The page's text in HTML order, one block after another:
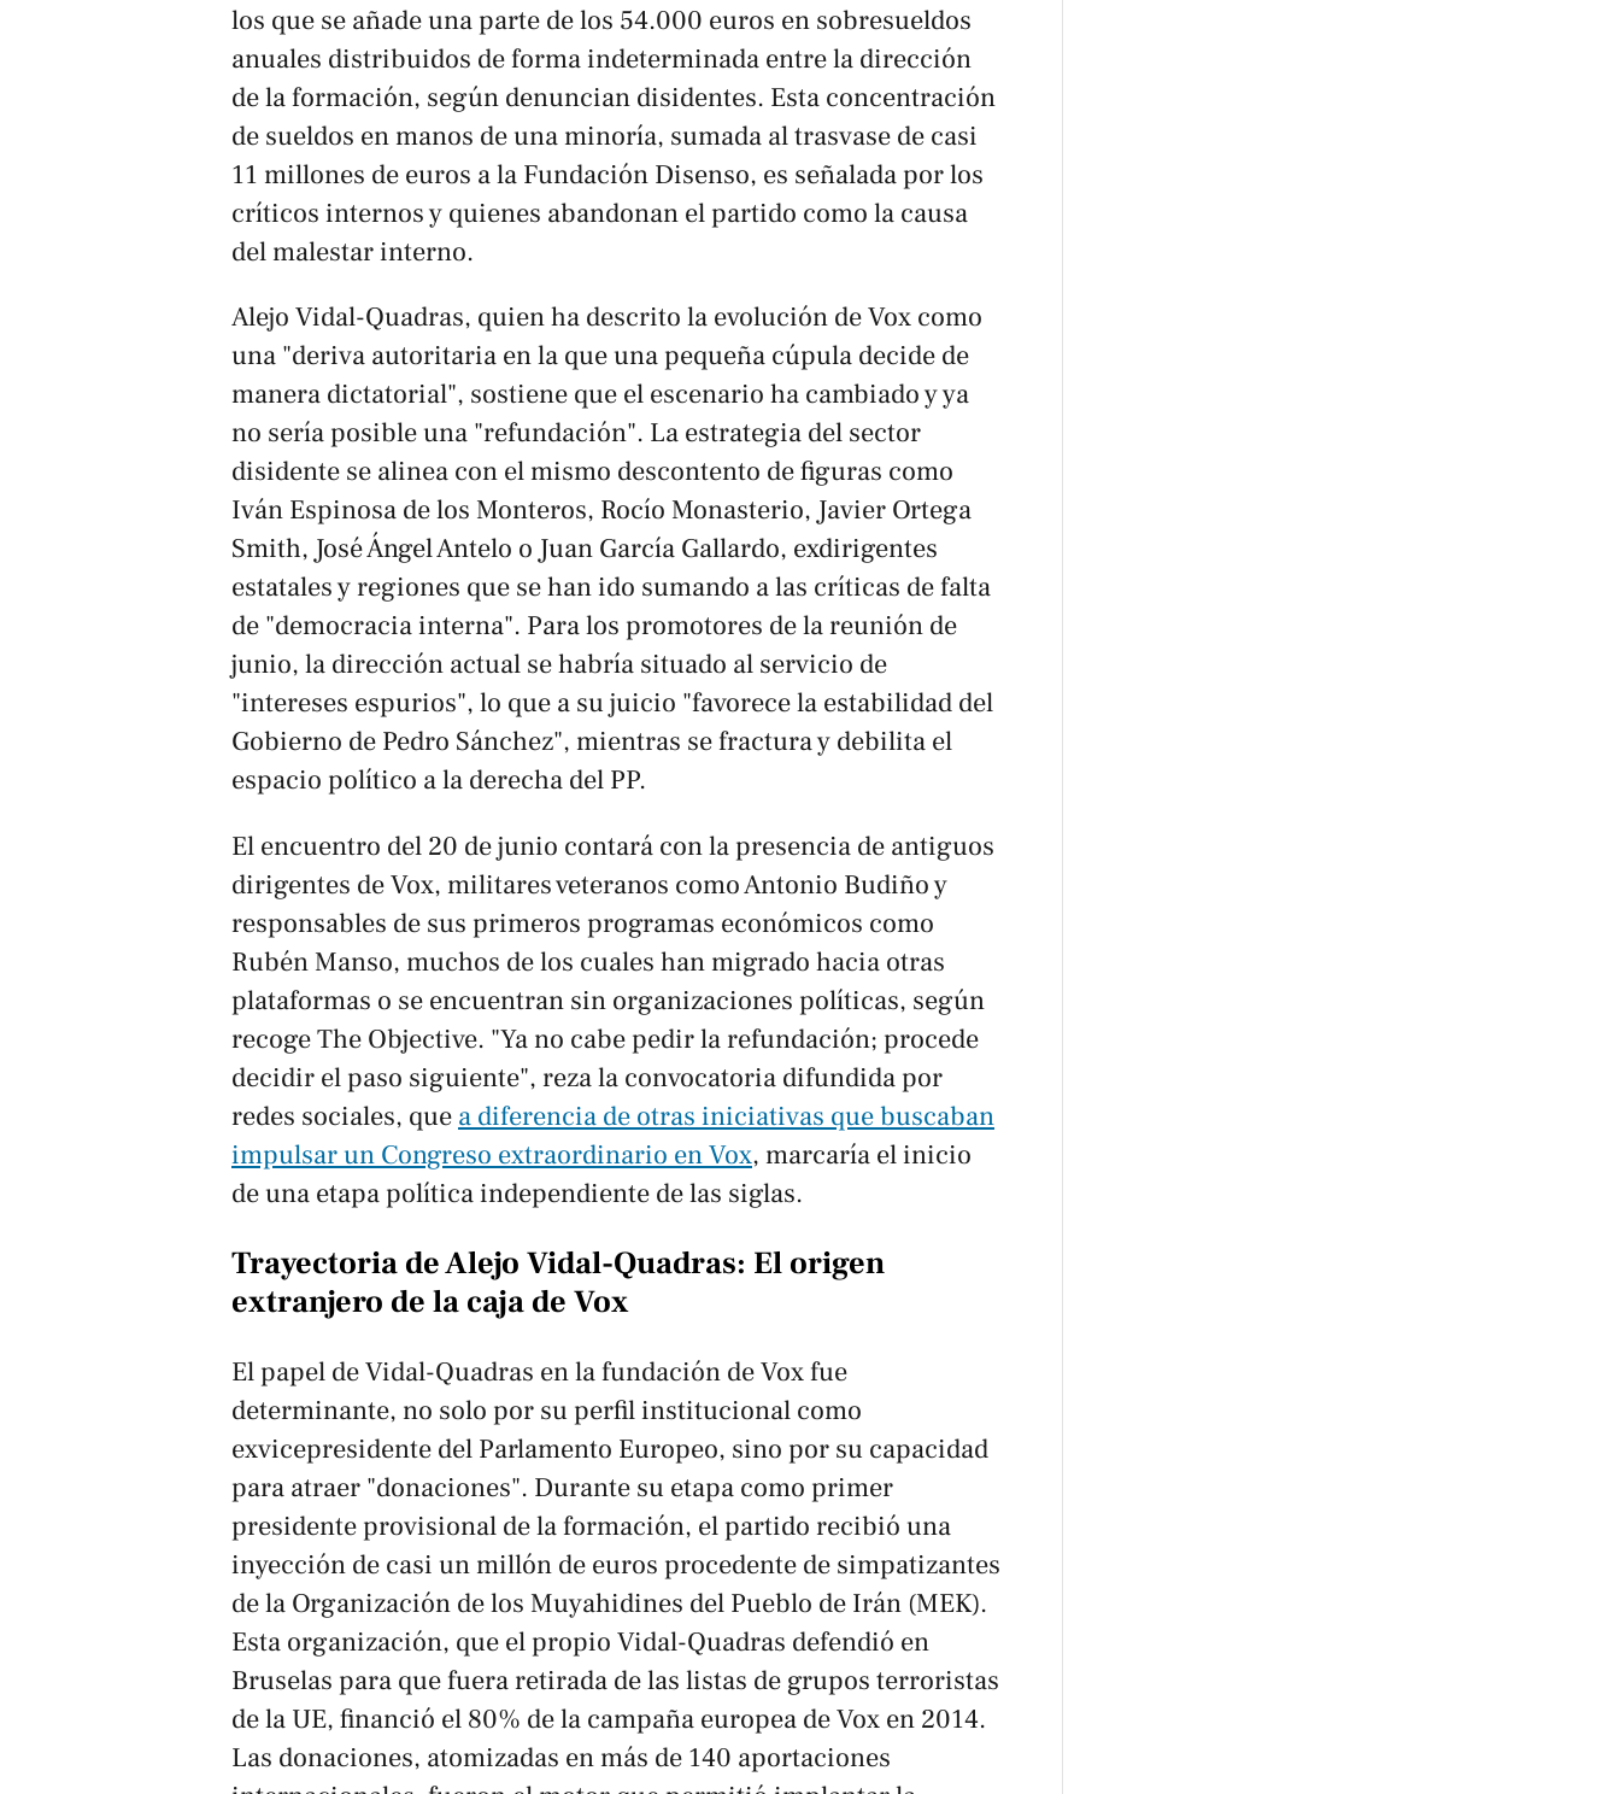
los que se añade una parte de los 54.000 euros en sobresueldos
anuales distribuidos de forma indeterminada entre la dirección
de la formación, según denuncian disidentes. Esta concentración
de sueldos en manos de una minoría, sumada al trasvase de casi
11 millones de euros a la Fundación Disenso, es señalada por los
críticos internos y quienes abandonan el partido como la causa
del malestar interno.
Alejo Vidal-Quadras, quien ha descrito la evolución de Vox como
una "deriva autoritaria en la que una pequeña cúpula decide de
manera dictatorial", sostiene que el escenario ha cambiado y ya
no sería posible una "refundación". La estrategia del sector
disidente se alinea con el mismo descontento de figuras como
Iván Espinosa de los Monteros, Rocío Monasterio, Javier Ortega
Smith, José Ángel Antelo o Juan García Gallardo, exdirigentes
estatales y regiones que se han ido sumando a las críticas de falta
de "democracia interna". Para los promotores de la reunión de
junio, la dirección actual se habría situado al servicio de
"intereses espurios", lo que a su juicio "favorece la estabilidad del
Gobierno de Pedro Sánchez", mientras se fractura y debilita el
espacio político a la derecha del PP.
El encuentro del 20 de junio contará con la presencia de antiguos
dirigentes de Vox, militares veteranos como Antonio Budiño y
responsables de sus primeros programas económicos como
Rubén Manso, muchos de los cuales han migrado hacia otras
plataformas o se encuentran sin organizaciones políticas, según
recogeThe Objective. "Ya no cabe pedir la refundación; procede
decidir el paso siguiente", reza la convocatoria difundida por
redes sociales, que a diferencia de otras iniciativas que buscaban
impulsar un Congreso extraordinario en Vox, marcaría el inicio
de una etapa política independiente de las siglas.
Trayectoria de Alejo Vidal-Quadras: El origen
extranjero de la caja de Vox
El papel de Vidal-Quadras en la fundación de Vox fue
determinante, no solo por su perfil institucional como
exvicepresidente del Parlamento Europeo, sino por su capacidad
para atraer "donaciones". Durante su etapa como primer
presidente provisional de la formación, el partido recibió una
inyección de casi un millón de euros procedente de simpatizantes
de la Organización de los Muyahidines del Pueblo de Irán (MEK).
Esta organización, que el propio Vidal-Quadras defendió en
Bruselas para que fuera retirada de las listas de grupos terroristas
de la UE, financió el 80% de la campaña europea de Vox en 2014.
Las donaciones, atomizadas en más de 140 aportaciones